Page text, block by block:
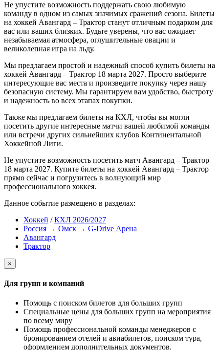
Не упустите возможность поддержать свою любимую
команду в одном из самых значимых сражений сезона. Билеты
на хоккей Авангард – Трактор станут отличным подарком для
вас или ваших близких. Будьте уверены, что вас ожидает
незабываемая атмосфера, оглушительные овации и
великолепная игра на льду.
Мы предлагаем простой и надежный способ купить билеты на
хоккей Авангард – Трактор 18 марта 2027. Просто выберите
интересующие вас места и произведите покупку через нашу
безопасную систему. Мы гарантируем вам удобство, быстроту
и надежность во всех этапах покупки.
Также мы предлагаем билеты на КХЛ, чтобы вы могли
посетить другие интересные матчи вашей любимой команды
или встречи других сильнейших клубов Континентальной
Хоккейной Лиги.
Не упустите возможность посетить матч Авангард – Трактор
18 марта 2027. Купите билеты на хоккей Авангард – Трактор
прямо сейчас и погрузитесь в волнующий мир
профессионального хоккея.
Данное событие размещено в разделах:
Хоккей /КХЛ 2026/2027
Россия → Омск → G-Drive Арена
Авангард
Трактор
×
Для групп и компаний
Помощь с поиском билетов для больших групп
Специальные цены для больших групп на мероприятия
по всему миру
Помощь профессиональной команды менеджеров с
бронированием отелей и авиабилетов, поиском тура,
оформлением дополнительных документов.